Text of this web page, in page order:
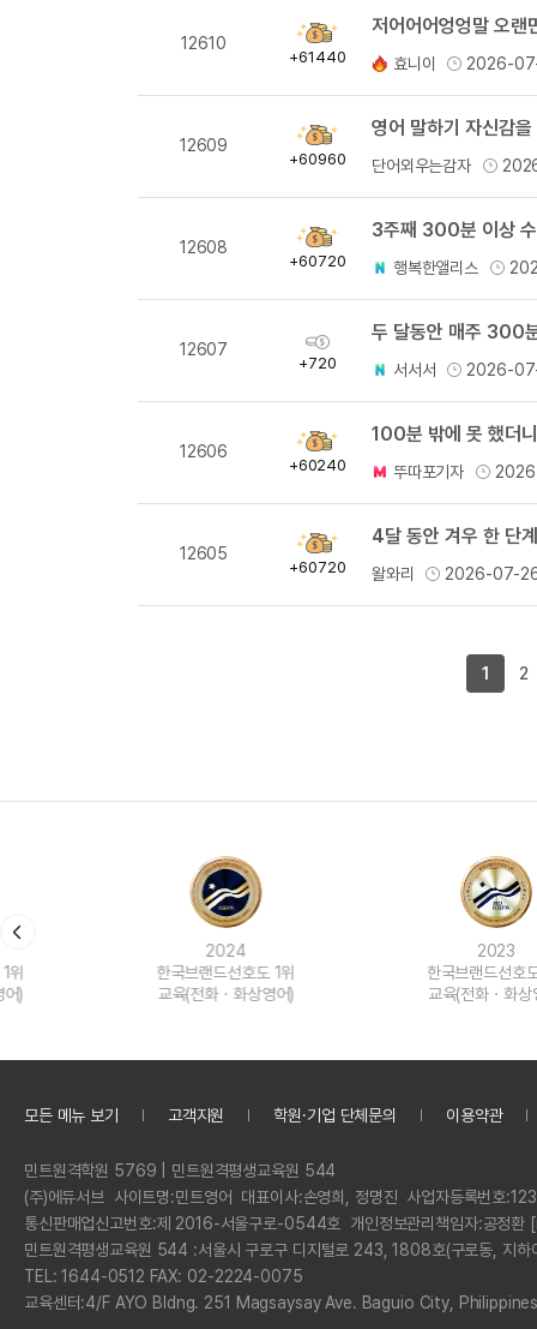
12610
획
득
+61440
저어어어엉엉말 오
효니이 2026-
12609
획
득
+60960
영어 말하기 자신감
단어외우는감자
12608
획
득
+60720
3주째 300분 이상
행복한앨리스
12607
획
득
+720
두 달동안 매주 300
서서서 2026-
12606
획
득
+60240
100분 밖에 못 했더
뚜따포기자
12605
획
득
+60720
4달 동안 겨우 한 단
왈와리 2026-07-
1 2
한국브랜드선호도 1위
교육(전화ㆍ화상영어)
한국브랜드선호도 1위
교육(전화ㆍ화상영어)
모든 메뉴 보기 고객지원 학원·기업 단체문의 이용약관
정
보
민트원격학원 5769 | 민트원격평생교육원 544
회
사
명
(주)에듀서브 사이트명:민트영어 대표이사:손영희, 정명진 사업자등록번호:
통신판매업신고번호:제 2016-서울구로-0544호 개인정보관리책임자:공정
민트원격평생교육원 544 :서울시 구로구 디지털로 243, 1808호(구로동, 지하
전
화
TEL: 1644-0512 FAX: 02-2224-0075
교육센터:4/F AYO Bldng. 251 Magsaysay Ave. Baguio City,